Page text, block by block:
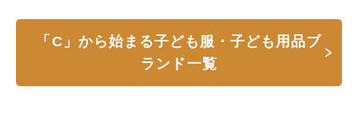
「C」から始まる子ども服・子ども用品ブ
ランド一覧